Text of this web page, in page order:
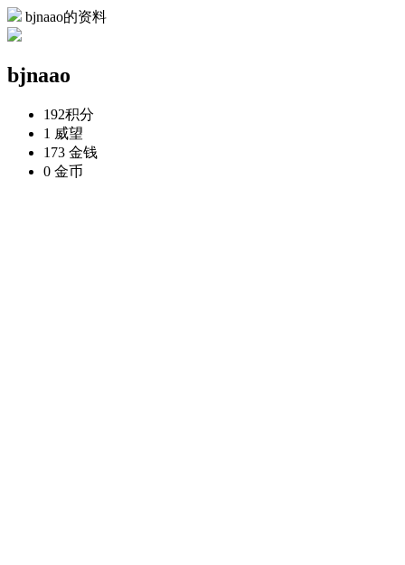
bjnaao的资料
bjnaao
192积分
1 威望
173 金钱
0 金币